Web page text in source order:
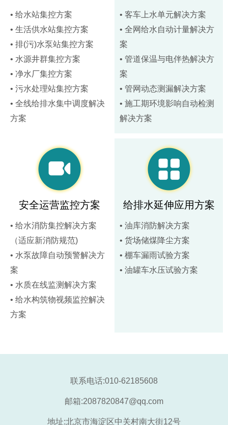
• 给水站集控方案
• 生活供水站集控方案
• 排(污)水泵站集控方案
• 水源井群集控方案
• 净水厂集控方案
• 污水处理站集控方案
• 全线给排水集中调度解决
方案
• 客车上水单元解决方案
• 全网给水自动计量解决方
案
• 管道保温与电伴热解决方
案
• 管网动态测漏解决方案
• 施工期环境影响自动检测
解决方案
安全运营监控方案
• 给水消防集控解决方案
（适应新消防规范)
• 水泵故障自动预警解决方
案
• 水质在线监测解决方案
• 给水构筑物视频监控解决
方案
给排水延伸应用方案
• 油库消防解决方案
• 货场储煤降尘方案
• 棚车漏雨试验方案
• 油罐车水压试验方案
联系电话:010-62185608
邮箱:2087820847@qq.com
地址:北京市海淀区中关村南大街12号